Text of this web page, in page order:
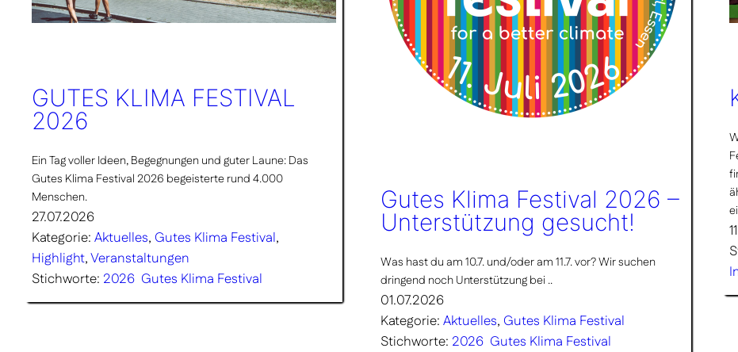
GUTES KLIMA FESTIVAL
2026
Ein Tag voller Ideen, Begegnungen und guter Laune: Das
Gutes Klima Festival 2026 begeisterte rund 4.000
Menschen.
27.07.2026
Kategorie: Aktuelles, Gutes Klima Festival
Highlight, Veranstaltungen
Stichworte: 2026 Gutes Klima Festival
Gutes Klima Festival 2026 –
Unterstützung gesucht!
Was hast du am 10.7. und/oder am 11.7. vor? Wir suchen
dringend noch Unterstützung bei ..
01.07.2026
Kategorie: Aktuelles, Gutes Klima Festival
Stichworte: 2026 Gutes Klima Festival